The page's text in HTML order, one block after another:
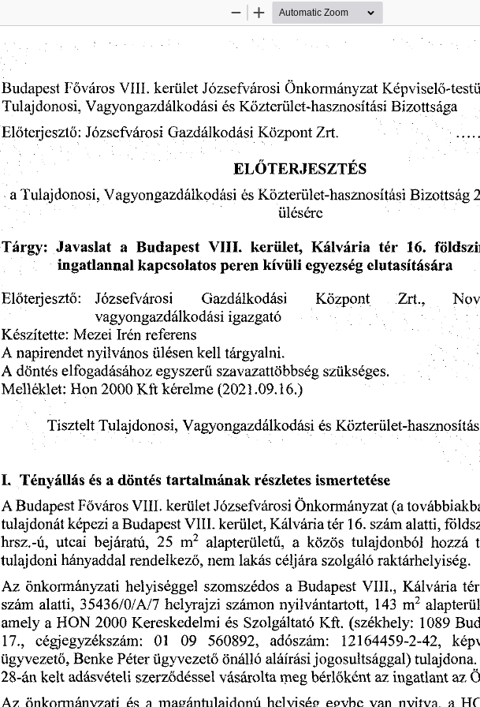
Zoom
Zoom
Budapest Fovaros VIII. kerulet Jozsefvarosi Onkormanyzat Kepviselb-
Tulajdonosi, Vagyongazdalkodasi es Kdzterulet-hasznositasi Bizottsaga
Eldterjesztd: Jozsefvarosi Gazdalkodasi Kozpont Zrt.
ELOTERJESZTES
a Tulajdonosi, Vagyongazdalkodasi es Kdzterulet-hasznositasi Bizottsag
ulesere
Targy: Javaslat a Budapest VIII. kerulet, Kalvaria ter 16.
ingatlannal kapcsolatos peren kiviili egyezseg elutasitasara
Eldterjesztd: Jozsefvarosi Gazdalkodasi Kozpont Zrt.,
vagyongazdalkodasi igazgato
Keszitette: Mezei Iren referens
A napirendet nyilvanos iilesen kell targyalni.
A dontes elfogadasahoz egyszeru szavazattobbseg szukseges.
Melleklet: Hon 2000 Kft kerelme (2021.09.16.)
Tisztelt Tulajdonosi, Vagyongazdalkodasi es Kdzterulet-
I. Tenyallas es a dontes tartalmanak reszletes ismertetese
A Budapest Fovaros VIII. kerulet Jozsefvarosi Onkormanyzat (a
tulajdonat kepezi a Budapest VIII. kerulet, Kalvaria ter 16. szam alatti,
hrsz.-u, utcai bejaratu, 25 m2 alapteriiletu, a kozos tulajdonbol hozza
tulajdoni hanyaddal rendelkezb, nem lakas celjara szolgalo raktarhelyiseg.
Az onkormanyzati helyiseggel szomszedos a Budapest VIII., Kalvaria ter
szam alatti, 35436/0/A/7 helyrajzi szamon nyilvantartott, 143 m2
amely a HON 2000 Kereskedelmi es Szolgaltato Kft. (szekhely: 1089
17.,
cegjegyzekszam: 01 09 560892, adoszam: 12164459-2-42,
ugyvezetd, Benke Peter tigyvezeto onalld alairasi jogosultsaggal) tulajdona.
28-an kelt adasveteli szerzodessel vasarolta meg berlbkent az ingatlant az